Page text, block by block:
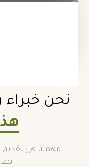
نحن خبراء
مهمتنا هي